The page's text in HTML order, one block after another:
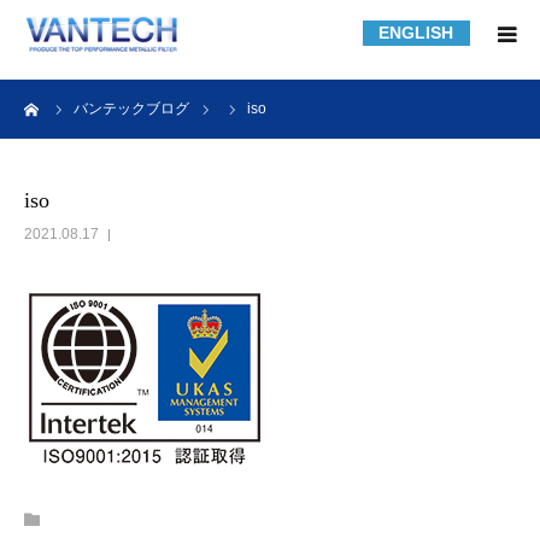
ENGLISH
バンテックブログ iso
iso
2021.08.17
HOME
フィルターの知識
フィルターの製作事例
課題解決事例
会社紹介